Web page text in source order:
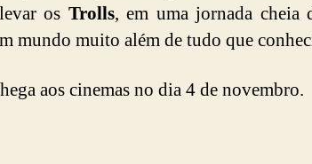
os Trolls, em uma jornada cheia
mundo muito além de tudo que
aos cinemas no dia 4 de novembro.